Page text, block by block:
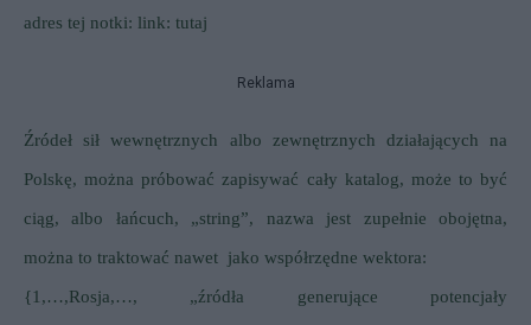
adres tej notki: link: tutaj
Reklama
Źródeł sił wewnętrznych albo zewnętrznych działających na
Polskę, można próbować zapisywać cały katalog, może to być
ciąg, albo łańcuch, „string”, nazwa jest zupełnie obojętna,
można to traktować nawet jako współrzędne wektora:
{1,…,Rosja,…, „źródła generujące potencjały